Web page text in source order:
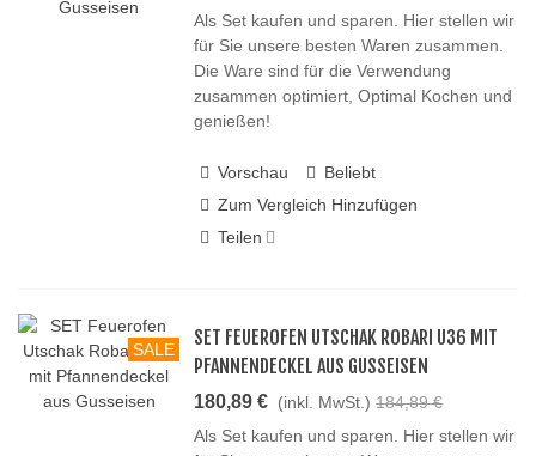
Als Set kaufen und sparen. Hier stellen wir
für Sie unsere besten Waren zusammen.
Die Ware sind für die Verwendung
zusammen optimiert, Optimal Kochen und
genießen!
Vorschau
Beliebt
Zum Vergleich Hinzufügen
Teilen
SALE
SET FEUEROFEN UTSCHAK ROBARI U36 MIT
PFANNENDECKEL AUS GUSSEISEN
180,89 € (inkl. MwSt.) 184,89 €
Als Set kaufen und sparen. Hier stellen wir